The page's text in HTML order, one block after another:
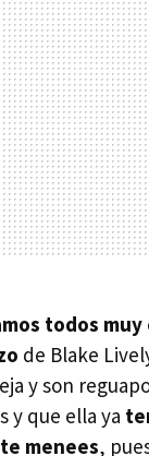
todos muy
de Blake
y son
y que ella ya
menees,